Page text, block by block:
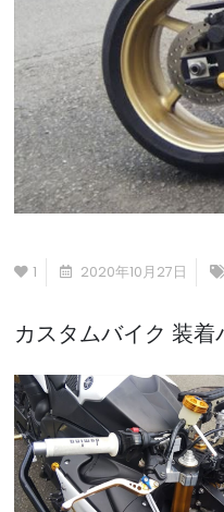
1 2020年10月27日
カスタムバイク 装着